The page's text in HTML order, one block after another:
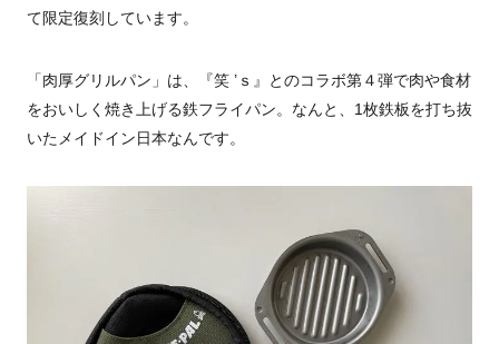
て限定復刻しています。
「肉厚グリルパン」は、『笑 ’ｓ』とのコラボ第４弾で肉や食材
をおいしく焼き上げる鉄フライパン。なんと、1枚鉄板を打ち抜
いたメイドイン日本なんです。